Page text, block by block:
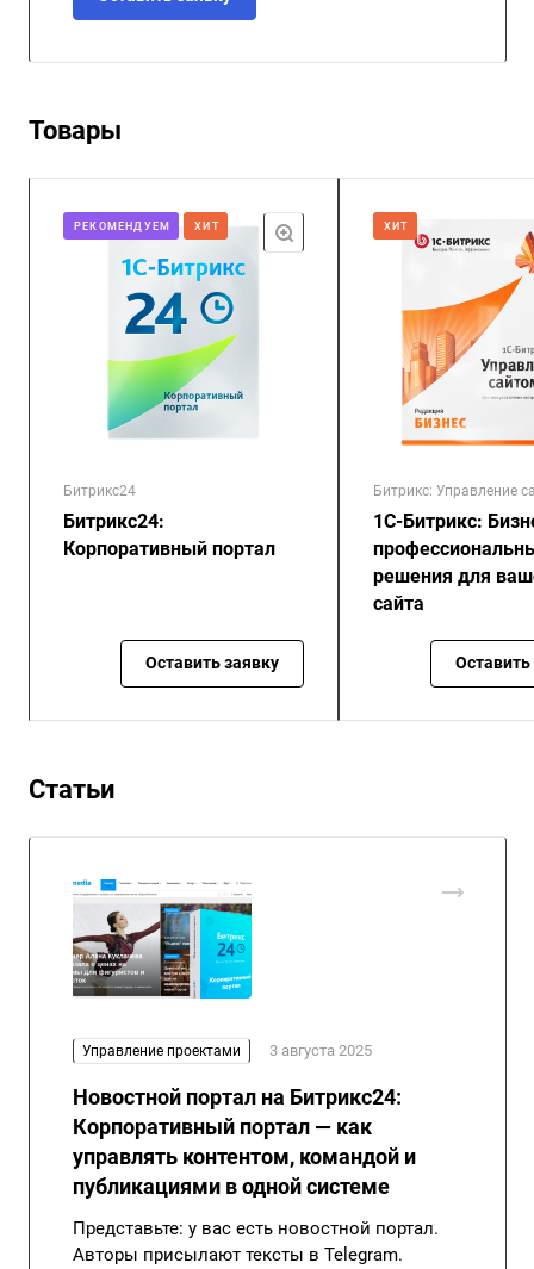
Товары
РЕКОМЕНДУЕМ ХИТ
Битрикс24
Битрикс24:
Корпоративный портал
Оставить заявку
ХИТ
Битрикс: Управление
1С-Битрикс:
решения для
сайта
Оставить
Статьи
Управление проектами 3 августа 2025
Новостной портал на Битрикс24:
Корпоративный портал — как
управлять контентом, командой и
публикациями в одной системе
Представьте: у вас есть новостной портал.
Авторы присылают тексты в Telegram.